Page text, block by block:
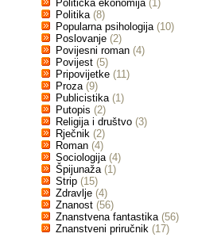
Politička ekonomija (1)
Politika (8)
Popularna psihologija (10)
Poslovanje (2)
Povijesni roman (4)
Povijest (5)
Pripovijetke (11)
Proza (9)
Publicistika (1)
Putopis (2)
Religija i društvo (3)
Rječnik (2)
Roman (4)
Sociologija (4)
Špijunaža (1)
Strip (15)
Zdravlje (4)
Znanost (56)
Znanstvena fantastika (56)
Znanstveni priručnik (17)